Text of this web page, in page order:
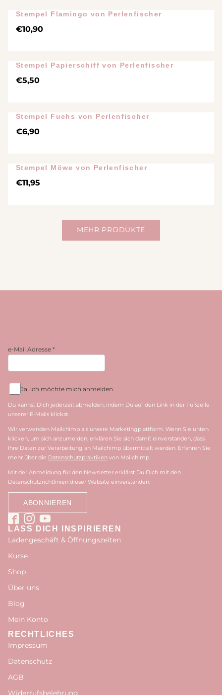
Stempel Flamingo von Perlenfischer
€10,90
Stempel Papierschiff von Perlenfischer
€5,50
Stempel Fuchs von Perlenfischer
€6,90
Stempel Möwe von Perlenfischer
€11,95
MEHR PRODUKTE
e-Mail Adresse *
Ja, ich möchte mich anmelden.
Du kannst Dich jederzeit abmelden, indem Du auf den Link in der Fußzeile
unserer E-Mails klickst.
Wir verwenden Mailchimp als unsere Marketingplattform. Wenn Sie unten
klicken, um sich anzumelden, erklären Sie sich damit einverstanden, dass
Ihre Daten zur Verarbeitung an Mailchimp übermittelt werden. Erfahren Sie
mehr über die Datenschutzpraktiken von Mailchimp.
Mit der Anmeldung für den Newsletter erklärst Du Dich mit den
Datenschutzrichtlinien dieser Website einverstanden.
LASS DICH INSPIRIEREN
Ladengeschäft & Öffnungszeiten
Kurse
Shop
Über uns
Blog
Mein Konto
RECHTLICHES
Impressum
Datenschutz
AGB
Widerrufsbelehrung